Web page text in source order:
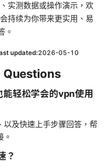
实测数据或操作演示，欢
持续为你带来更实用、易
。
updated:2026-05-10
Questions
轻松学会的vpn使用
及快速上手步骤回答，帮
。
？